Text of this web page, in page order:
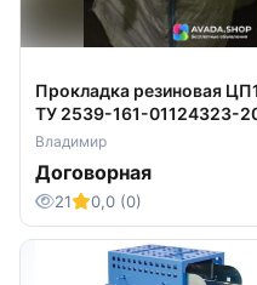
Прокладка резиновая
ТУ 2539-161-01124323-
складе
Владимир
Договорная
21 0,0 (0)